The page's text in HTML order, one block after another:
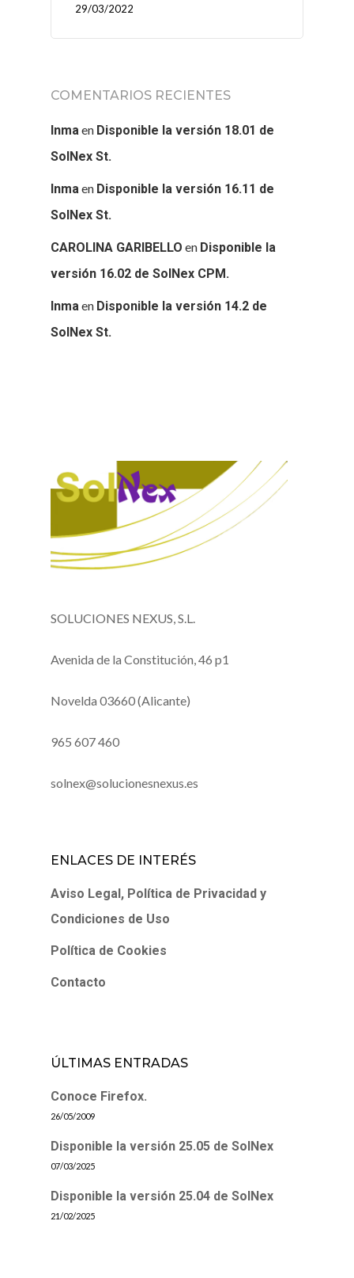
29/03/2022
COMENTARIOS RECIENTES
Inmaen Disponible la versión 18.01 de
SolNex St.
Inmaen Disponible la versión 16.11 de
SolNex St.
CAROLINA GARIBELLO en Disponible la
versión 16.02 de SolNex CPM.
Inmaen Disponible la versión 14.2 de
SolNex St.
SOLUCIONES NEXUS, S.L.
Avenida de la Constitución, 46 p1
Novelda 03660 (Alicante)
965 607 460
solnex@solucionesnexus.es
ENLACES DE INTERÉS
Aviso Legal, Política de Privacidad y
Condiciones de Uso
Política de Cookies
Contacto
ÚLTIMAS ENTRADAS
Conoce Firefox.
26/05/2009
Disponible la versión 25.05 de SolNex
07/03/2025
Disponible la versión 25.04 de SolNex
21/02/2025